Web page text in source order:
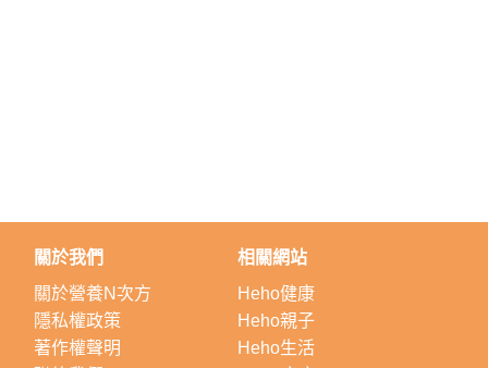
關於我們
關於營養N次方
隱私權政策
著作權聲明
相關網站
Heho健康
Heho親子
Heho生活